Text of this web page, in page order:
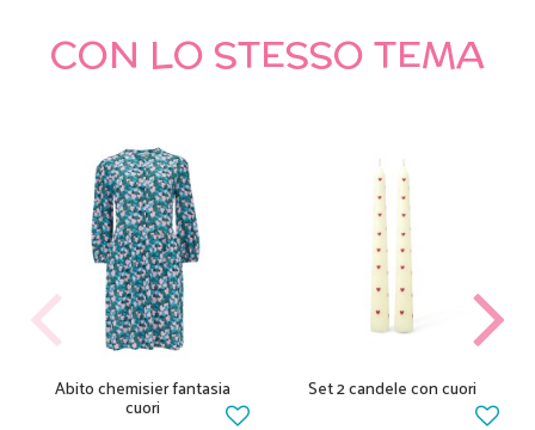
CON LO STESSO TEMA
Abito chemisier fantasia
cuori
Set 2 candele con cuori